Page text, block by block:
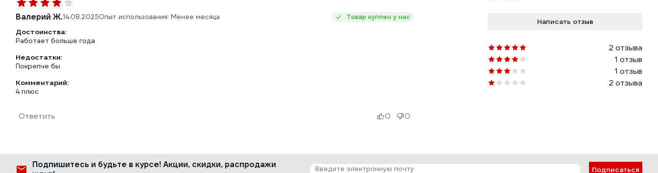
Валерий Ж.14.08.2025Опыт использования: Менее месяца Товар куплен у нас
Достоинства:
Работает больше года
Недостатки:
Покрепче бы
Комментарий:
4 плюс
Ответить 0 0
Написать отзыв
2 отзыва
1 отзыв
1 отзыв
2 отзыва
Подпишитесь и будьте в курсе! Акции, скидки, распродажи
Подписаться